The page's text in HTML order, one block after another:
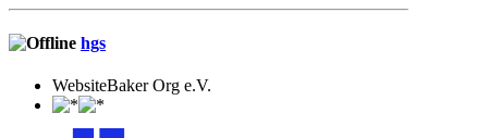
hgs
WebsiteBaker Org e.V.